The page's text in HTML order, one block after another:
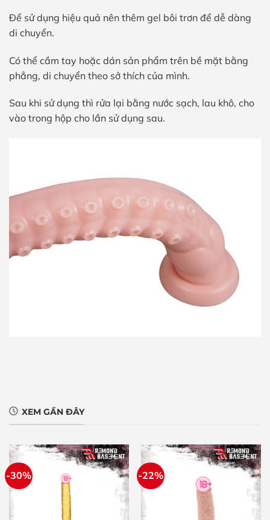
Để sử dụng hiệu quả nên thêm gel bôi trơn để dễ dàng
di chuyển.
Có thể cầm tay hoặc dán sản phẩm trên bề mặt bằng
phẳng, di chuyển theo sở thích của mình.
Sau khi sử dụng thì rửa lại bằng nước sạch, lau khô, cho
vào trong hộp cho lần sử dụng sau.
XEM GẦN ĐÂY
-30% -22%